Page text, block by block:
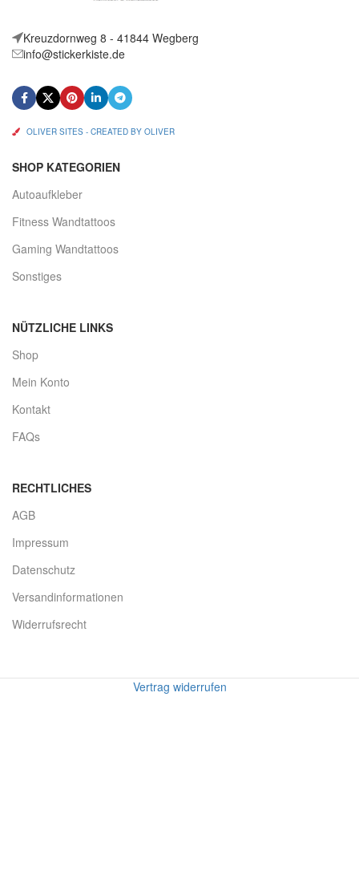
Kreuzdornweg 8 - 41844 Wegberg
info@stickerkiste.de
OLIVER SITES - CREATED BY OLIVER
SHOP KATEGORIEN
Autoaufkleber
Fitness Wandtattoos
Gaming Wandtattoos
Sonstiges
NÜTZLICHE LINKS
Shop
Mein Konto
Kontakt
FAQs
RECHTLICHES
AGB
Impressum
Datenschutz
Versandinformationen
Widerrufsrecht
Vertrag widerrufen